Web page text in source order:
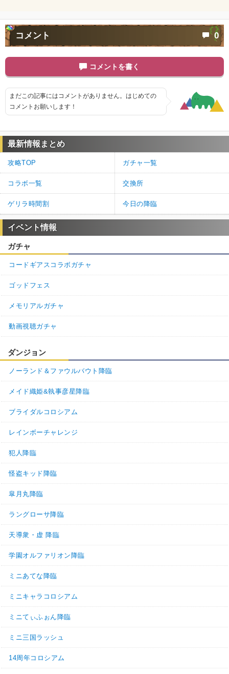
コメント 0
コメントを書く
まだこの記事にはコメントがありません。はじめての
コメントお願いします！
最新情報まとめ
攻略TOP ガチャ一覧
コラボ一覧 交換所
ゲリラ時間割 今日の降臨
イベント情報
ガチャ
コードギアスコラボガチャ
ゴッドフェス
メモリアルガチャ
動画視聴ガチャ
ダンジョン
ノーランド＆ファウルバウト降臨
メイド織姫&執事彦星降臨
ブライダルコロシアム
レインボーチャレンジ
犯人降臨
怪盗キッド降臨
皐月丸降臨
ラングローサ降臨
天導衆・虚 降臨
学園オルファリオン降臨
ミニあてな降臨
ミニキャラコロシアム
ミニてぃふぉん降臨
ミニ三国ラッシュ
14周年コロシアム